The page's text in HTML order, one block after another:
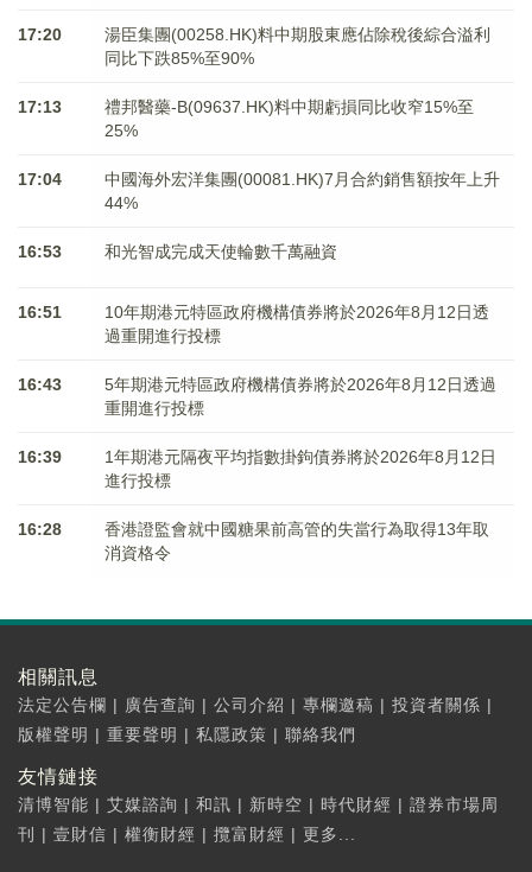
17:20
湯臣集團(00258.HK)料中期股東應佔除稅後綜合溢利
同比下跌85%至90%
17:13
禮邦醫藥-B(09637.HK)料中期虧損同比收窄15%至
25%
17:04
中國海外宏洋集團(00081.HK)7月合約銷售額按年上升
44%
16:53 和光智成完成天使輪數千萬融資
16:51
10年期港元特區政府機構債券將於2026年8月12日透
過重開進行投標
16:43
5年期港元特區政府機構債券將於2026年8月12日透過
重開進行投標
16:39
1年期港元隔夜平均指數掛鉤債券將於2026年8月12日
進行投標
16:28
香港證監會就中國糖果前高管的失當行為取得13年取
消資格令
相關訊息
法定公告欄 | 廣告查詢 | 公司介紹 | 專欄邀稿 | 投資者關係 |
版權聲明 | 重要聲明 | 私隱政策 | 聯絡我們
友情鏈接
清博智能 | 艾媒諮詢 | 和訊 | 新時空 | 時代財經 | 證券市場周
刊
| 壹財信 | 權衡財經 | 攬富財經 | 更多...